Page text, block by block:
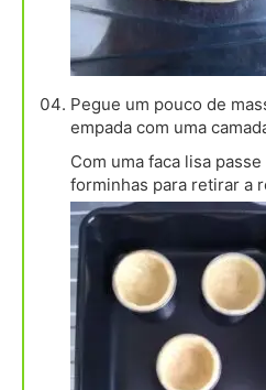
Pegue um pouco de
empada com uma
Com uma faca lisa
forminhas para retirar a